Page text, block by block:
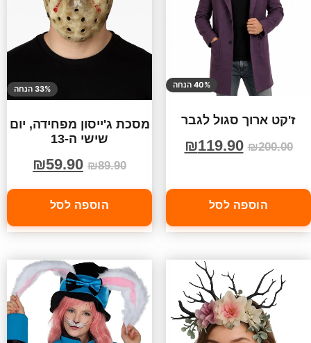
40% הנחה
ז'קט ארוך סגול לגבר
₪200.00
₪119.90
הוספה לסל
33% הנחה
מסכת ג'ייסון מפחידה, יום
שישי ה-13
₪89.90
₪59.90
הוספה לסל